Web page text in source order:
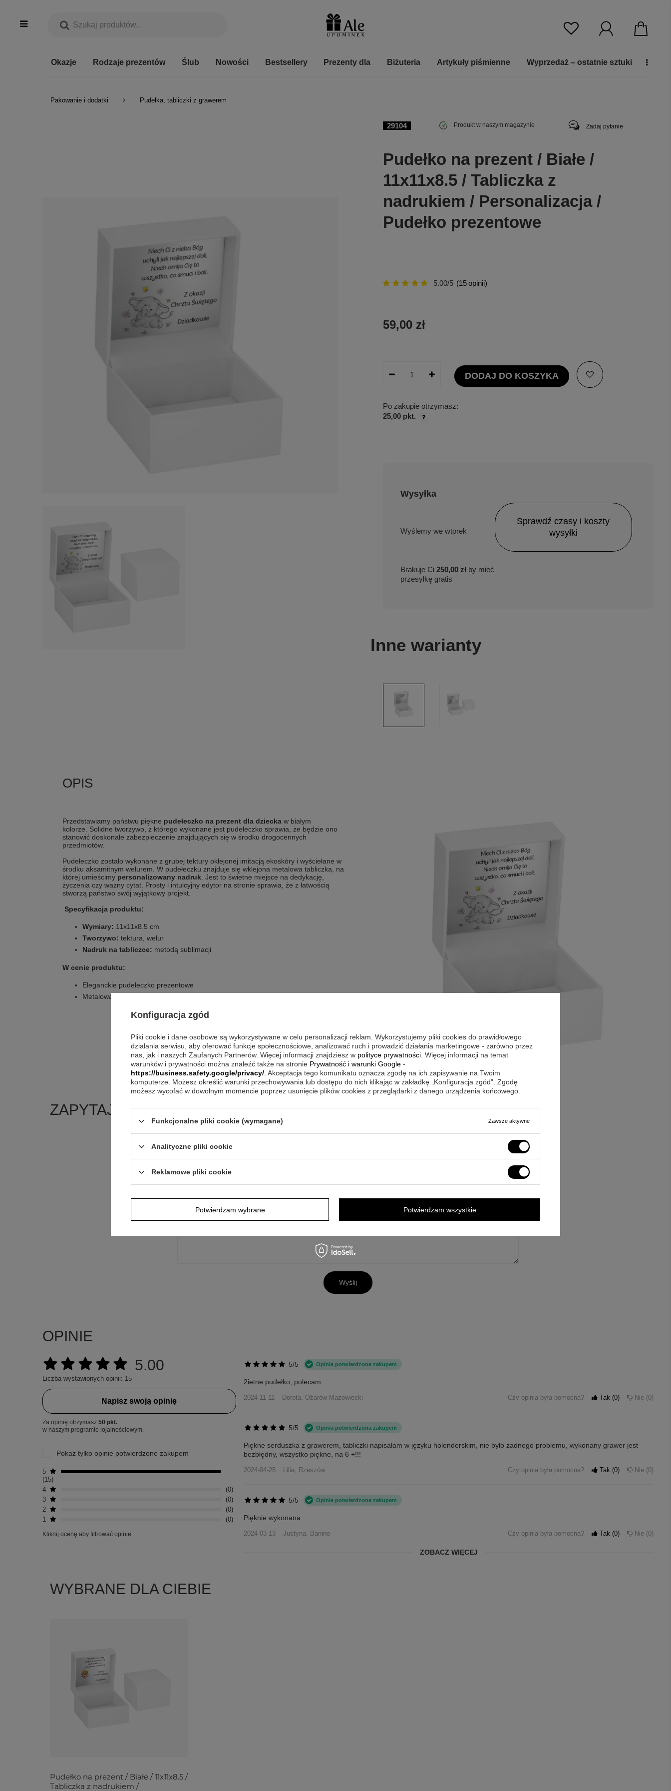
Okazje Rodzaje prezentów Ślub Nowości Bestsellery Prezenty dla Biżuteria Artykuły piśmienne Wyprzedaż – ostatnie sztuki
Pakowanie i dodatki Pudełka, tabliczki z grawerem
29104 Produkt w naszym magazynie Zadaj pytanie
Pudełko na prezent / Białe /
11x11x8.5 / Tabliczka z
nadrukiem / Personalizacja /
Pudełko prezentowe
5.00/5 (15opinii)
59,00 zł
DODAJ DO KOSZYKA
Po zakupie otrzymasz:
25,00 pkt.
Wysyłka
we wtorek
Brakuje Ci 250,00 zł by mieć
przesyłkę gratis
Sprawdź czasy i koszty
wysyłki
Inne warianty
Przedstawiamy państwu piękne pudełeczko na prezent dla dziecka w białym
kolorze. Solidne tworzywo, z którego wykonane jest pudełeczko sprawia, że będzie ono
stanowić doskonałe zabezpieczenie znajdujących się w środku drogocennych
przedmiotów.
Pudełeczko zostało wykonane z grubej tektury oklejonej imitacją ekoskóry i wyściełane w
środku aksamitnym welurem. W pudełeczku znajduje się wklejona metalowa tabliczka, na
której umieścimy personalizowany nadruk. Jest to świetne miejsce na dedykację,
życzenia czy ważny cytat. Prosty i intuicyjny edytor na stronie sprawia, że z łatwością
stworzą państwo swój wyjątkowy projekt.
Specyfikacja produktu:
Wymiary: 11x11x8.5 cm
Tworzywo: tektura, welur
Nadruk na tabliczce: metodą sublimacji
W cenie produktu:
Eleganckie pudełeczko prezentowe
Metalowa tabliczka z indywidualnym nadrukiem
ZAPYTAJ O PRODUKT
Postaramy się odpowiedzieć tak szybko jak tylko będzie to możliwe.
Pytanie
Wyślij
OPINIE
5.00
Liczba wystawionych opinii: 15
Napisz swoją opinię
Za opinię otrzymasz 50 pkt.
w naszym programie lojalnościowym.
Pokaż tylko opinie potwierdzone zakupem
5
15
4
0
3
0
2
0
1
0
Kliknij ocenę aby filtrować opinie
5/5 Opinia potwierdzona zakupem
2ietne pudełko, polecam
2024-11-11 Dorota, Ożarów Mazowiecki Czy opinia była pomocna? Tak 0 Nie 0
5/5 Opinia potwierdzona zakupem
Piękne serduszka z grawerem, tabliczki napisałam w języku holenderskim, nie było żadnego problemu, wykonany grawer jest
bezbłędny, wszystko piękne, na 6 +!!!
2024-04-25 Lilia, Rzeszów Czy opinia była pomocna? Tak 0 Nie 0
5/5 Opinia potwierdzona zakupem
Pięknie wykonana
2024-03-13 Justyna, Banino Czy opinia była pomocna? Tak 0 Nie 0
ZOBACZ WIĘCEJ
WYBRANE DLA CIEBIE
Pudełko na prezent / Białe / 11x11x8.5 /
Tabliczka z nadrukiem /
Konfiguracja zgód
Pliki cookie i dane osobowe są wykorzystywane w celu personalizacji reklam. Wykorzystujemy pliki cookies do prawidłowego
działania serwisu, aby oferować funkcje społecznościowe, analizować ruch i prowadzić działania marketingowe - zarówno przez
nas, jak i naszych Zaufanych Partnerów. Więcej informacji znajdziesz w polityce prywatności . Więcej informacji na temat
warunków i prywatności można znaleźć także na stronie Prywatność i warunki Google -
https://business.safety.google/privacy/ . Akceptacja tego komunikatu oznacza zgodę na ich zapisywanie na Twoim
komputerze. Możesz określić warunki przechowywania lub dostępu do nich klikając w zakładkę „Konfiguracja zgód”. Zgodę
możesz wycofać w dowolnym momencie poprzez usunięcie plików cookies z przeglądarki z danego urządzenia końcowego.
Funkcjonalne pliki cookie (wymagane) Zawsze aktywne
Analityczne pliki cookie
Reklamowe pliki cookie
Potwierdzam wybrane Potwierdzam wszystkie